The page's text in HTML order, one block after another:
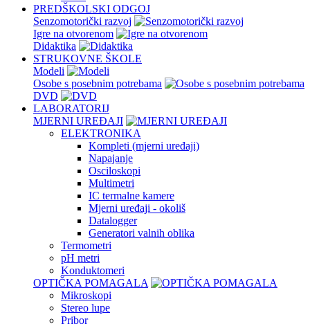
PREDŠKOLSKI ODGOJ
Senzomotorički razvoj
Igre na otvorenom
Didaktika
STRUKOVNE ŠKOLE
Modeli
Osobe s posebnim potrebama
DVD
LABORATORIJ
MJERNI UREĐAJI
ELEKTRONIKA
Kompleti (mjerni uređaji)
Napajanje
Osciloskopi
Multimetri
IC termalne kamere
Mjerni uređaji - okoliš
Datalogger
Generatori valnih oblika
Termometri
pH metri
Konduktomeri
OPTIČKA POMAGALA
Mikroskopi
Stereo lupe
Pribor